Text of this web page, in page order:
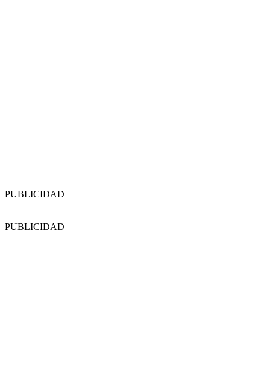
PUBLICIDAD
PUBLICIDAD